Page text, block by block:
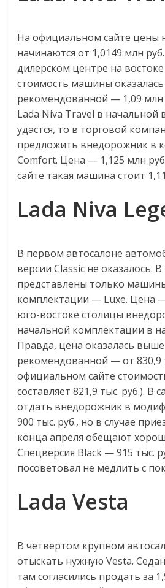
как
жизнь
людей
обсудить
эти
изменения
читателем.
На официальном сайте цены
начинаются от 1,0149 млн
дилерском центре на
стоимость машины
рекомендованной — 1,09 млн
Lada Niva Travel в начальной
удастся, то в торговой
предложить внедорожник в
Comfort. Цена — 1,125 млн
сайте такая машина стоит
Lada Niva
В первом автосалоне
версии Classic не оказалось.
представлены только
комплектации — Luxe. Цена
юго-востоке столицы
начальной комплектации в
Правда, цена оказалась выше
рекомендованной — от 830,9
официальном сайте
составляет 821,9 тыс. руб.). В
отдать внедорожник в
900 тыс. руб., но в случае
конца апреля обещают
Спецверсия Black — 915 тыс.
посоветовал не медлить с
Lada Vesta
В четвертом крупном
отыскать нужную Vesta.
там согласились продать за